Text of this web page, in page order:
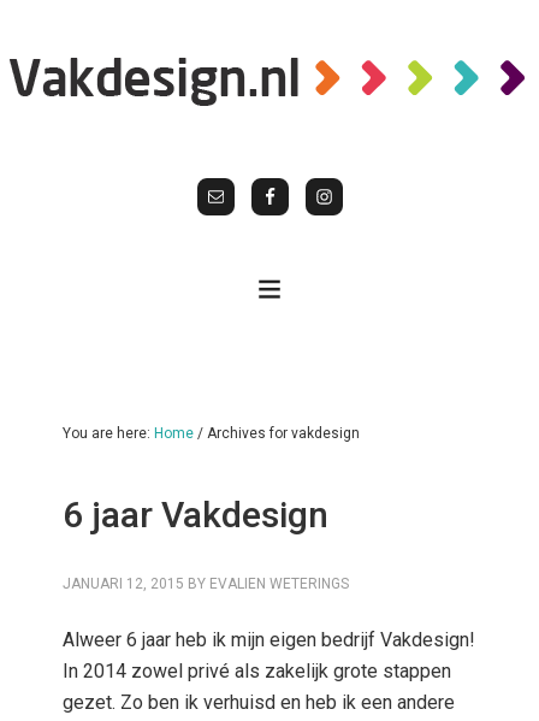
You are here: Home / Archives for vakdesign
6 jaar Vakdesign
JANUARI 12, 2015 BY EVALIEN WETERINGS
Alweer 6 jaar heb ik mijn eigen bedrijf Vakdesign!
In 2014 zowel privé als zakelijk grote stappen
gezet. Zo ben ik verhuisd en heb ik een andere